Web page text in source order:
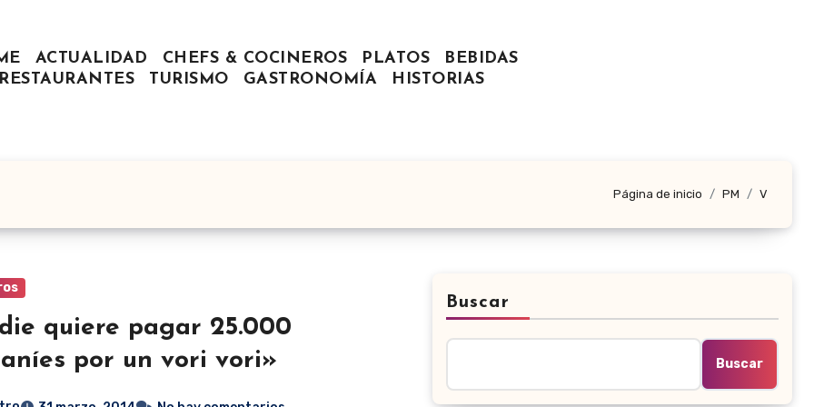
ACTUALIDAD CHEFS & COCINEROS PLATOS
BEBIDAS
RESTAURANTES
TURISMO GASTRONOMÍA HISTORIAS
Página de inicio PM V
quiere pagar 25.000
por un vori vori»
Buscar
Buscar